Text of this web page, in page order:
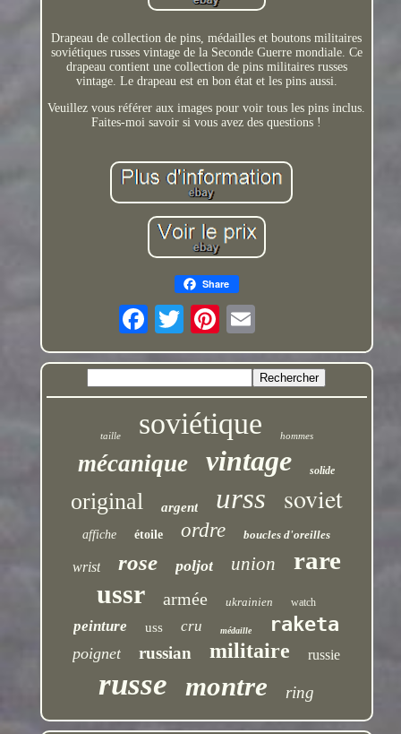
Drapeau de collection de pins, médailles et boutons militaires
soviétiques russes vintage de la Seconde Guerre mondiale. Ce
drapeau contient une collection de pins militaires russes
vintage. Le drapeau est en bon état et les pins aussi.
Veuillez vous référer aux images pour voir tous les pins inclus.
Faites-moi savoir si vous avez des questions !
Share
taille soviétique hommes
mécanique vintage solide
original argent urss soviet
affiche étoile ordre boucles d'oreilles
wrist rose poljot union rare
ussr armée ukrainien watch
peinture uss cru médaille raketa
poignet russian militaire russie
russe montre ring